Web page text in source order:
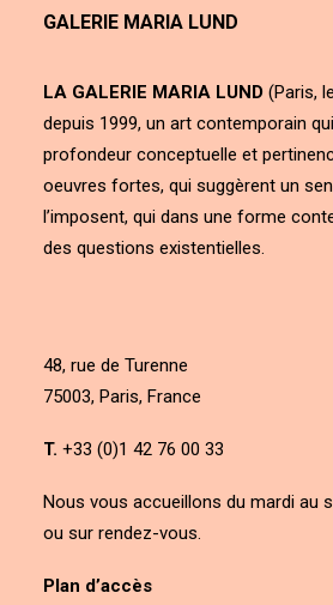
GALERIE MARIA LUND
LA GALERIE MARIA LUND (Paris,
depuis 1999, un art contemporain
profondeur conceptuelle et
oeuvres fortes, qui suggèrent un
l’imposent, qui dans une forme
des questions existentielles.
48, rue de Turenne
75003, Paris, France
T. +33 (0)1 42 76 00 33
Nous vous accueillons du mardi au
ou sur rendez-vous.
Plan d’accès